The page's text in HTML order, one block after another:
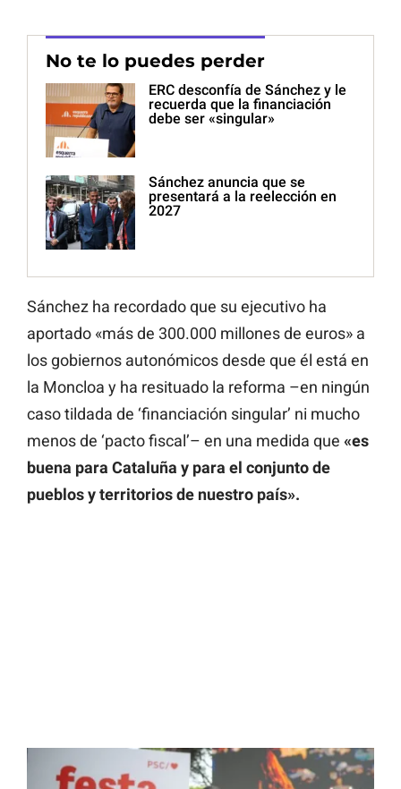
No te lo puedes perder
ERC desconfía de Sánchez y le
recuerda que la financiación
debe ser «singular»
Sánchez anuncia que se
presentará a la reelección en
2027
Sánchez ha recordado que su ejecutivo ha
aportado «más de 300.000 millones de euros» a
los gobiernos autonómicos desde que él está en
la Moncloa y ha resituado la reforma –en ningún
caso tildada de ‘financiación singular’ ni mucho
menos de ‘pacto fiscal’– en una medida que «es
buena para Cataluña y para el conjunto de
pueblos y territorios de nuestro país».